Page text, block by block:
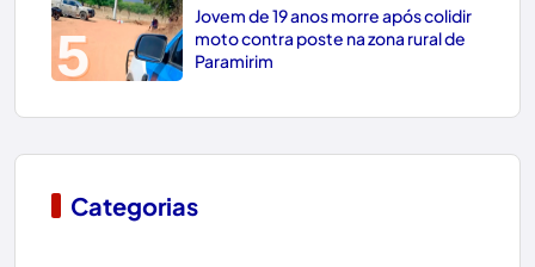
5
Jovem de 19 anos morre após colidir
moto contra poste na zona rural de
Paramirim
Categorias